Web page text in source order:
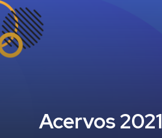
Acervos 2021